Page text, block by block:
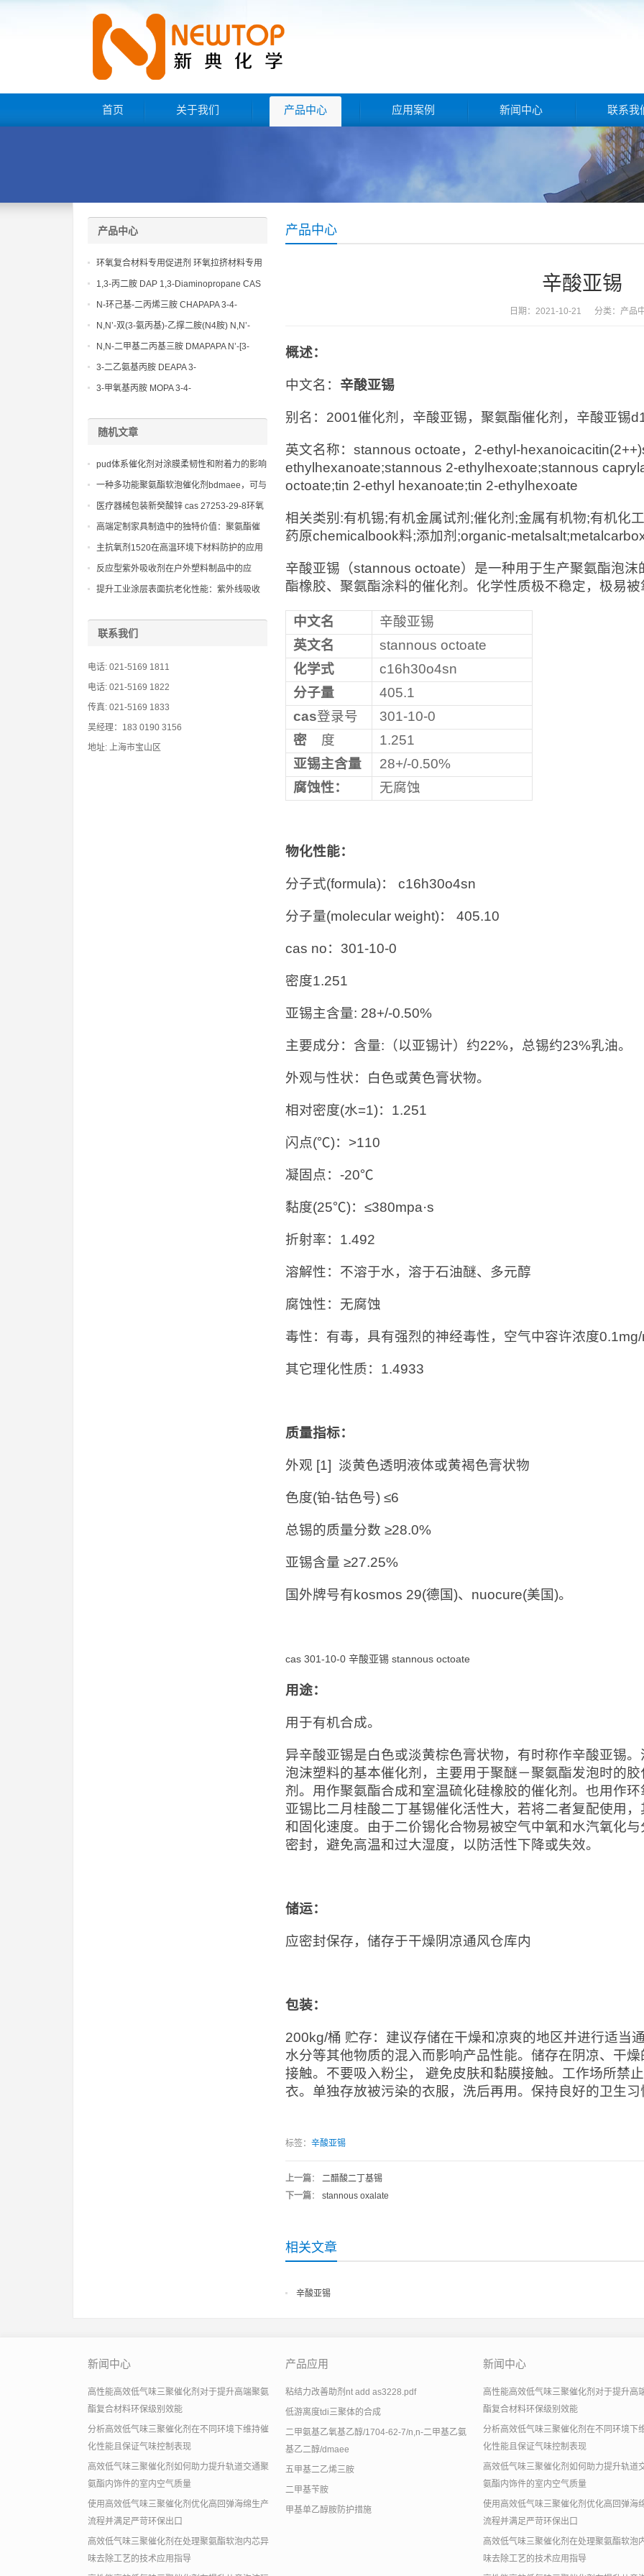
首页 关于我们 产品中心 应用案例 新闻中心 联系我
产品中心
辛酸亚锡
日期：2021-10-21 分类： 产品
概述：
中文名： 辛酸亚锡
别名：2001催化剂，辛酸亚锡，聚氨酯催化剂，辛酸亚锡
英文名称：stannous octoate，2-ethyl-
ethylhexanoate;stannous 2-ethylhexoate;stannous
octoate;tin 2-ethyl hexanoate;tin 2-ethylhexoate
相关类别:有机锡;有机金属试剂;催化剂;金属有机物;有机化
药原chemicalbook料;添加剂;organic-
辛酸亚锡（stannous octoate）是一种用于生产聚氨酯泡
酯橡胶、聚氨酯涂料的催化剂。化学性质极不稳定，极易被
中文名
辛酸亚锡
英文名
stannous octoate
化学式
c16h30o4sn
分子量
405.1
cas登录号
301-10-0
密 度
1.251
亚锡主含量
28+/-0.50%
腐蚀性：
无腐蚀
物化性能：
分子式(formula)： c16h30o4sn
分子量(molecular weight)： 405.10
cas no：301-10-0
密度1.251
亚锡主含量: 28+/-0.50%
主要成分：含量:（以亚锡计）约22%，总锡约23%乳油。
外观与性状：白色或黄色膏状物。
相对密度(水=1)：1.251
闪点(℃)：>110
凝固点：-20℃
黏度(25℃)：≤380mpa·s
折射率：1.492
溶解性：不溶于水，溶于石油醚、多元醇
腐蚀性：无腐蚀
毒性：有毒，具有强烈的神经毒性，空气中容许浓度
其它理化性质：1.4933
质量指标：
外观 [1] 淡黄色透明液体或黄褐色膏状物
色度(铂-钴色号) ≤6
总锡的质量分数 ≥28.0%
亚锡含量 ≥27.25%
国外牌号有kosmos 29(德国)、nuocure(美国)。
cas 301-10-0 辛酸亚锡 stannous octoate
用途：
用于有机合成。
异辛酸亚锡是白色或淡黄棕色膏状物，有时称作辛酸亚锡
泡沫塑料的基本催化剂，主要用于聚醚－聚氨酯发泡时的
剂。用作聚氨酯合成和室温硫化硅橡胶的催化剂。也用作
亚锡比二月桂酸二丁基锡催化活性大，若将二者复配使用
和固化速度。由于二价锡化合物易被空气中氧和水汽氧化
密封，避免高温和过大湿度，以防活性下降或失效。
储运：
应密封保存，储存于干燥阴凉通风仓库内
包装：
200kg/桶 贮存：建议存储在干燥和凉爽的地区并进行适当
水分等其他物质的混入而影响产品性能。储存在阴凉、干
接触。不要吸入粉尘， 避免皮肤和黏膜接触。工作场所禁
衣。单独存放被污染的衣服，洗后再用。保持良好的卫生习
标签： 辛酸亚锡
上一篇： 二醋酸二丁基锡
下一篇： stannous oxalate
相关文章
辛酸亚锡
产品中心
环氧复合材料专用促进剂 环氧拉挤材料专用
促进剂 NT EP 120
1,3-丙二胺 DAP 1,3-Diaminopropane CAS
No 109-76-2
N-环己基-二丙烯三胺 CHAPAPA 3-4-
Methoxypropylamine CAS No:5332-73-0
N,N’-双(3-氨丙基)-乙撑二胺(N4胺) N,N’-
Bis(3-aminopropyl)-ethylenediamine CAS
No10563-26-5
N,N-二甲基二丙基三胺 DMAPAPA N’-[3-
(dimethylamino)propyllpropane-1,3-
diamine CAS No10563-29-8
3-二乙氨基丙胺 DEAPA 3-
(Diethylamino)propylamine CAS No 104-
3-甲氧基丙胺 MOPA 3-4-
随机文章
pud体系催化剂对涂膜柔韧性和附着力的影响
一种多功能聚氨酯软泡催化剂bdmaee，可与
多种催化剂协同作用
医疗器械包装新癸酸锌 cas 27253-29-8环氧
乙烷灭菌兼容性工艺
高端定制家具制造中的独特价值：聚氨酯催
化剂 异辛酸铅
主抗氧剂1520在高温环境下材料防护的应用
案例
反应型紫外吸收剂在户外塑料制品中的应
用，提供持久的紫外防护和抗黄变能力。
提升工业涂层表面抗老化性能：紫外线吸收
联系我们
电话: 021-5169 1811
电话: 021-5169 1822
传真: 021-5169 1833
吴经理：183 0190 3156
地址: 上海市宝山区
新闻中心
高性能高效低气味三聚催化剂对于提升高端聚氨
酯复合材料环保级别效能
分析高效低气味三聚催化剂在不同环境下维持催
化性能且保证气味控制表现
高效低气味三聚催化剂如何助力提升轨道交通聚
氨酯内饰件的室内空气质量
使用高效低气味三聚催化剂优化高回弹海绵生产
流程并满足严苛环保出口
高效低气味三聚催化剂在处理聚氨酯软泡内芯异
味去除工艺的技术应用指导
产品应用
粘结力改善助剂nt add as3228.pdf
低游离度tdi三聚体的合成
二甲氨基乙氧基乙醇/1704-62-7/n,n-二甲基乙氨
基乙二醇/dmaee
五甲基二乙烯三胺
二甲基苄胺
甲基单乙醇胺防护措施
新闻中心
高性能高效低气味三聚催化剂对于提升高
酯复合材料环保级别效能
分析高效低气味三聚催化剂在不同环境下
化性能且保证气味控制表现
高效低气味三聚催化剂如何助力提升轨道
氨酯内饰件的室内空气质量
使用高效低气味三聚催化剂优化高回弹海
流程并满足严苛环保出口
高效低气味三聚催化剂在处理聚氨酯软泡
味去除工艺的技术应用指导